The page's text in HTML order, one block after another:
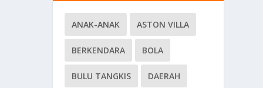
ANAK-ANAK ASTON VILLA
BERKENDARA BOLA
BULU TANGKIS DAERAH